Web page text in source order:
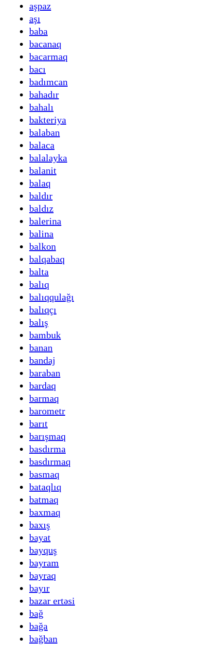
aşpaz
aşı
baba
bacanaq
bacarmaq
bacı
badımcan
bahadır
bahalı
bakteriya
balaban
balaca
balalayka
balanit
balaq
baldır
baldız
balerina
balina
balkon
balqabaq
balta
balıq
balıqqulağı
balıqçı
balış
bambuk
banan
bandaj
baraban
bardaq
barmaq
barometr
barıt
barışmaq
basdırma
basdırmaq
basmaq
bataqlıq
batmaq
baxmaq
baxış
bayat
bayquş
bayram
bayraq
bayır
bazar ertəsi
bağ
bağa
bağban